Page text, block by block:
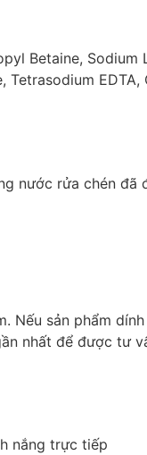
Betaine,
Tetrasodium EDTA,
nước rửa chén đã
Nếu sản phẩm
nhất để được tư
nắng trực tiếp